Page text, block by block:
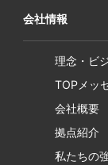
会社情報
理念・ビ
TOPメッ
会社概要
拠点紹介
私たちの